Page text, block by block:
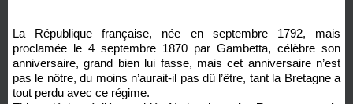
La République française, née en septembre 1792, mais
proclamée le 4 septembre 1870 par Gambetta, célèbre son
anniversaire, grand bien lui fasse, mais cet anniversaire n’est
pas le nôtre, du moins n’aurait-il pas dû l’être, tant la Bretagne a
tout perdu avec ce régime.